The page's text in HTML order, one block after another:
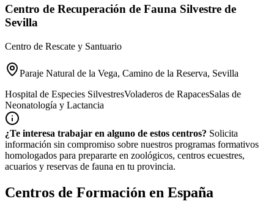
Centro de Recuperación de Fauna Silvestre de
Sevilla
Centro de Rescate y Santuario
Paraje Natural de la Vega, Camino de la Reserva, Sevilla
Hospital de Especies SilvestresVoladeros de RapacesSalas de
Neonatología y Lactancia
¿Te interesa trabajar en alguno de estos centros? Solicita
información sin compromiso sobre nuestros programas formativos
homologados para prepararte en zoológicos, centros ecuestres,
acuarios y reservas de fauna en tu provincia.
Centros de Formación en España